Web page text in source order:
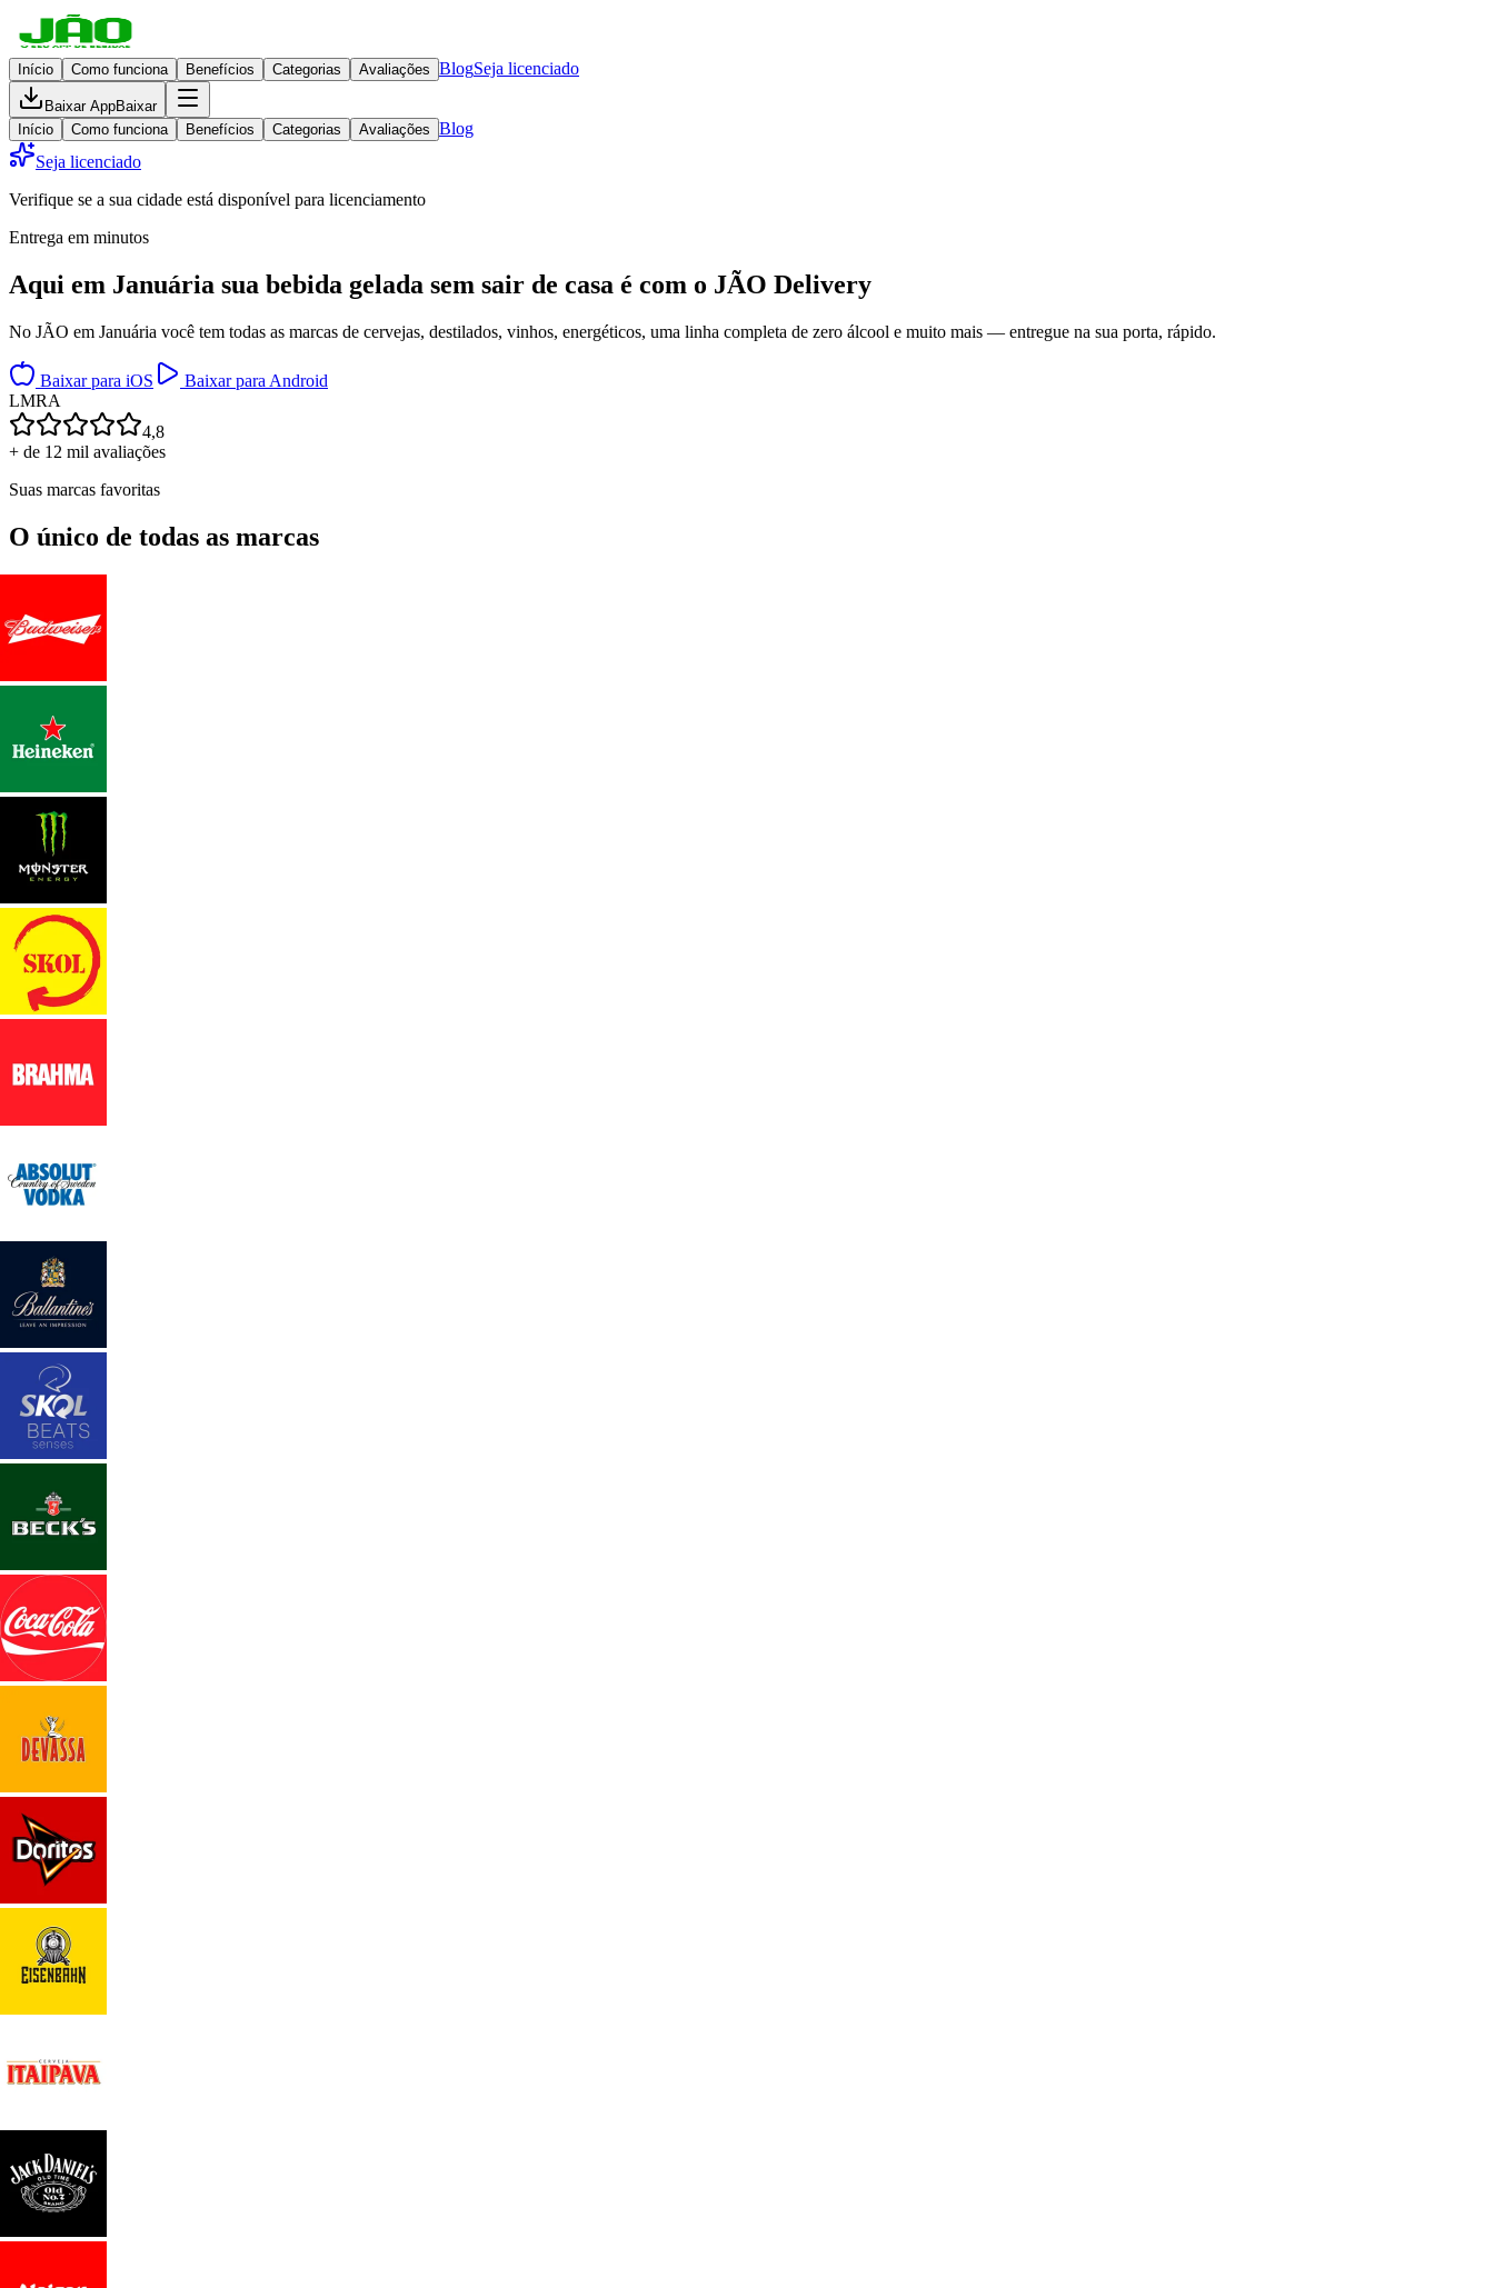
Início Como funciona Benefícios Categorias Avaliações BlogSeja licenciado
Baixar AppBaixar
Início
Como funciona Benefícios Categorias Avaliações Blog
Seja licenciado
Verifique se a sua cidade está disponível para licenciamento
Entrega em minutos
Aqui em Januária sua bebida gelada sem sair de casa é com o JÃO Delivery
No JÃO em Januária você tem todas as marcas de cervejas, destilados, vinhos, energéticos, uma linha completa de zero álcool e muito mais — entregue na sua porta, rápido.
Baixar para iOS
Baixar para Android
LMRA
4,8
+ de 12 mil avaliações
Suas marcas favoritas
O único de todas as marcas